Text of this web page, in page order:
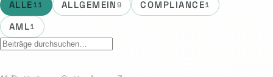
ALLE11 ALLGEMEIN9 COMPLIANCE1
AML1